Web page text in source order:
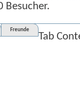
Besucher.
Freunde
Tab